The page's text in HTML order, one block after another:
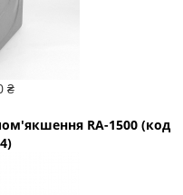
₴
RA-1500 (код